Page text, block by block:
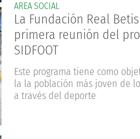
AREA SOCIAL
La Fundación Real
primera reunión del
SIDFOOT
Este programa tiene como
la la población más joven de
a través del deporte